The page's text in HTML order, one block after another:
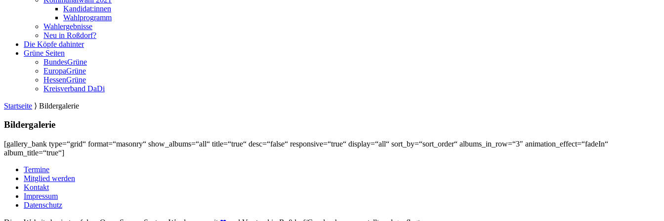
Kandidat:innen
Wahlprogramm
Wahlergebnisse
Neu in Roßdorf?
Die Köpfe dahinter
Grüne Seiten
BundesGrüne
EuropaGrüne
HessenGrüne
Kreisverband DaDi
Startseite ⟩ Bildergalerie
Bildergalerie
[gallery_bank type=“grid“ format=“masonry“ show_albums=“all“ title=“true“ desc=“false“ responsive=“true“ display=“all“ sort_by=“sort_order“ albums_in_row=“3″ animation_effect=“fadeIn“
album_title=“true“]
Termine
Mitglied werden
Kontakt
Impressum
Datenschutz